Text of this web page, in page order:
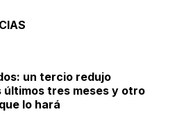
un tercio redujo
últimos tres meses y otro
lo hará